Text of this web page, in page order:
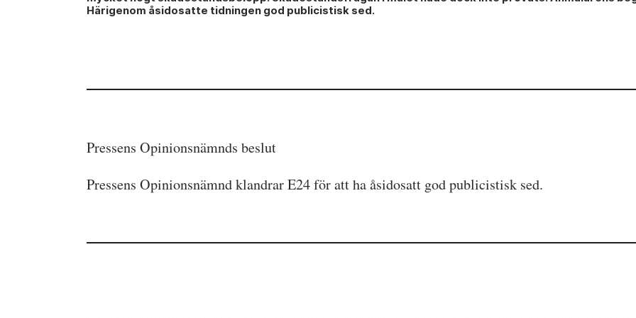
Medieetikens historia Hela listan över frivilligt anslutna medier
Härigenom åsidosatte tidningen god publicistisk sed.
Pressens Opinionsnämnds beslut
Pressens Opinionsnämnd klandrar E24 för att ha åsidosatt god publicistisk sed.